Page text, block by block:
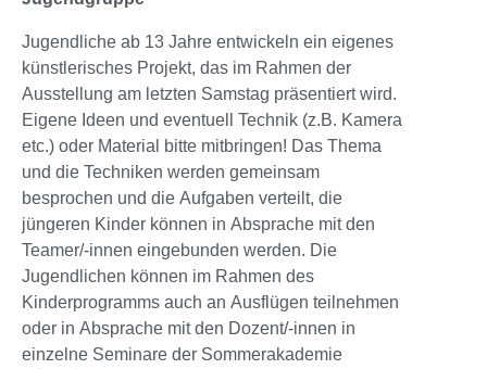
Jugendliche ab 13 Jahre entwickeln ein eigenes
künstlerisches Projekt, das im Rahmen der
Ausstellung am letzten Samstag präsentiert wird.
Eigene Ideen und eventuell Technik (z.B. Kamera
etc.) oder Material bitte mitbringen! Das Thema
und die Techniken werden gemeinsam
besprochen und die Aufgaben verteilt, die
jüngeren Kinder können in Absprache mit den
Teamer/-innen eingebunden werden. Die
Jugendlichen können im Rahmen des
Kinderprogramms auch an Ausflügen teilnehmen
oder in Absprache mit den Dozent/-innen in
einzelne Seminare der Sommerakademie